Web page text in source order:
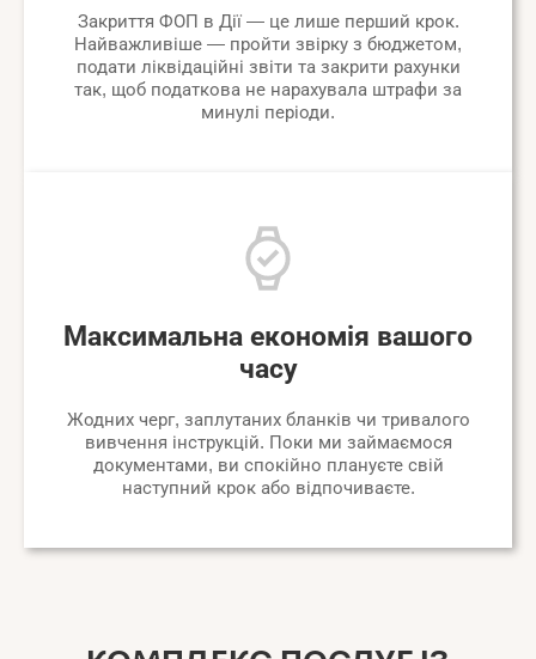
Закриття ФОП в Дії — це лише перший крок.
Найважливіше — пройти звірку з бюджетом,
подати ліквідаційні звіти та закрити рахунки
так, щоб податкова не нарахувала штрафи за
минулі періоди.
Максимальна економія вашого
часу
Жодних черг, заплутаних бланків чи тривалого
вивчення інструкцій. Поки ми займаємося
документами, ви спокійно плануєте свій
наступний крок або відпочиваєте.